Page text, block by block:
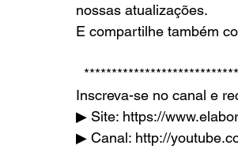
nossas atualizações.
E compartilhe também
Inscreva-se no canal e
▶ Site: https://
▶ Canal: http://